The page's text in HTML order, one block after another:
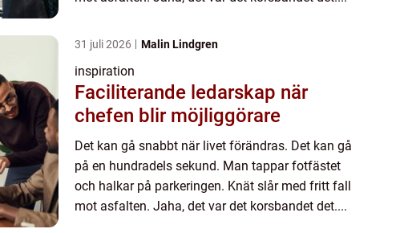
31 juli 2026 Malin Lindgren
inspiration
Faciliterande ledarskap när
chefen blir möjliggörare
Det kan gå snabbt när livet förändras. Det kan gå
på en hundradels sekund. Man tappar fotfästet
och halkar på parkeringen. Knät slår med fritt fall
mot asfalten. Jaha, det var det korsbandet det....